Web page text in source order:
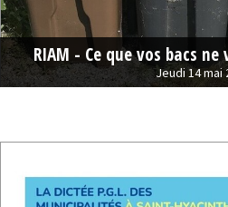
RIAM - Ce que vos bacs
Jeudi 14 mai